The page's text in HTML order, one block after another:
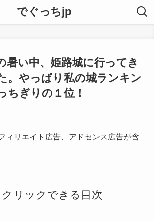
でぐっちjp
暑い中、姫路城に行ってき
。やっぱり私の城ランキン
ちぎりの１位！
ィリエイト広告、アドセンス広告が含
クリックできる目次